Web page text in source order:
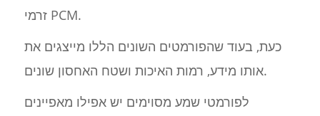
זרמי PCM.
כעת, בעוד שהפורמטים השונים הללו מייצגים את
אותו מידע, רמות האיכות ושטח האחסון שונים.
לפורמטי שמע מסוימים יש אפילו מאפיינים